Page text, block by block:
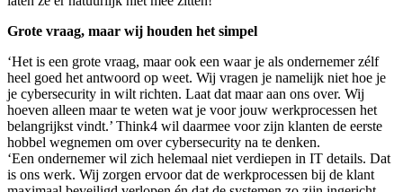
Grote vraag, maar wij houden het simpel
‘Het is een grote vraag, maar ook een waar je als ondernemer zélf
heel goed het antwoord op weet. Wij vragen je namelijk niet hoe je
je cybersecurity in wilt richten. Laat dat maar aan ons over. Wij
hoeven alleen maar te weten wat je voor jouw werkprocessen het
belangrijkst vindt.’ Think4 wil daarmee voor zijn klanten de eerste
hobbel wegnemen om over cybersecurity na te denken.
‘Een ondernemer wil zich helemaal niet verdiepen in IT details. Dat
is ons werk. Wij zorgen ervoor dat de werkprocessen bij de klant